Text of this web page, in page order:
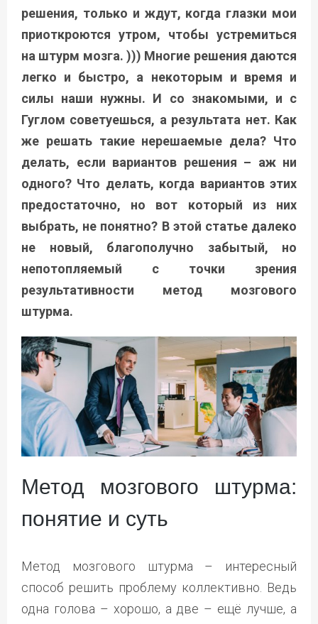
решения, только и ждут, когда глазки мои
приоткроются утром, чтобы устремиться
на штурм мозга. ))) Многие решения даются
легко и быстро, а некоторым и время и
силы наши нужны. И со знакомыми, и с
Гуглом советуешься, а результата нет. Как
же решать такие нерешаемые дела? Что
делать, если вариантов решения – аж ни
одного? Что делать, когда вариантов этих
предостаточно, но вот который из них
выбрать, не понятно? В этой статье далеко
не новый, благополучно
забытый, но
непотопляемый с точки зрения
результативности метод мозгового
штурма.
Метод мозгового штурма:
понятие и суть
Метод мозгового штурма – интересный
способ решить проблему коллективно. Ведь
одна голова – хорошо, а две – ещё лучше, а